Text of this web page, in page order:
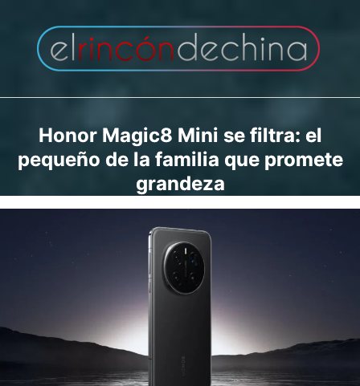
contenido
Honor Magic8 Mini se filtra: el
pequeño de la familia que promete
grandeza